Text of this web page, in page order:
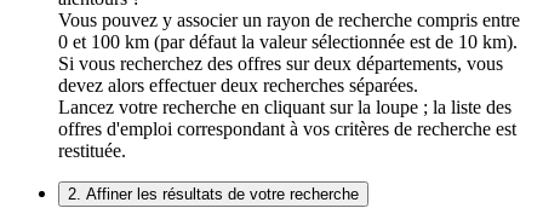
Vous pouvez y associer un rayon de recherche compris entre
0 et 100 km (par défaut la valeur sélectionnée est de 10 km).
Si vous recherchez des offres sur deux départements, vous
devez alors effectuer deux recherches séparées.
Lancez votre recherche en cliquant sur la loupe ; la liste des
offres d'emploi correspondant à vos critères de recherche est
restituée.
2. Affiner les résultats de votre recherche